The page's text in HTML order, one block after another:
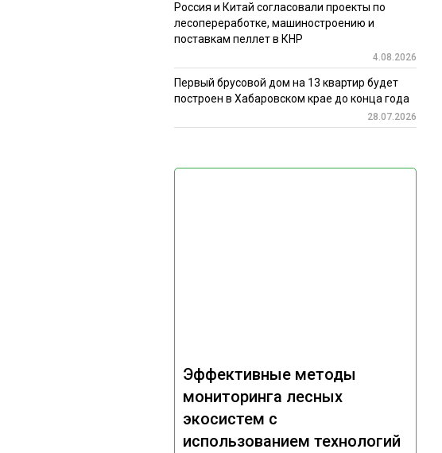
Эффективные методы
мониторинга лесных
экосистем с
использованием технологий
Россия и Китай согласовали проекты по
лесопереработке, машиностроению и
поставкам пеллет в КНР
4.08.2026
Первый брусовой дом на 13 квартир будет
построен в Хабаровском крае до конца года
28.07.2026